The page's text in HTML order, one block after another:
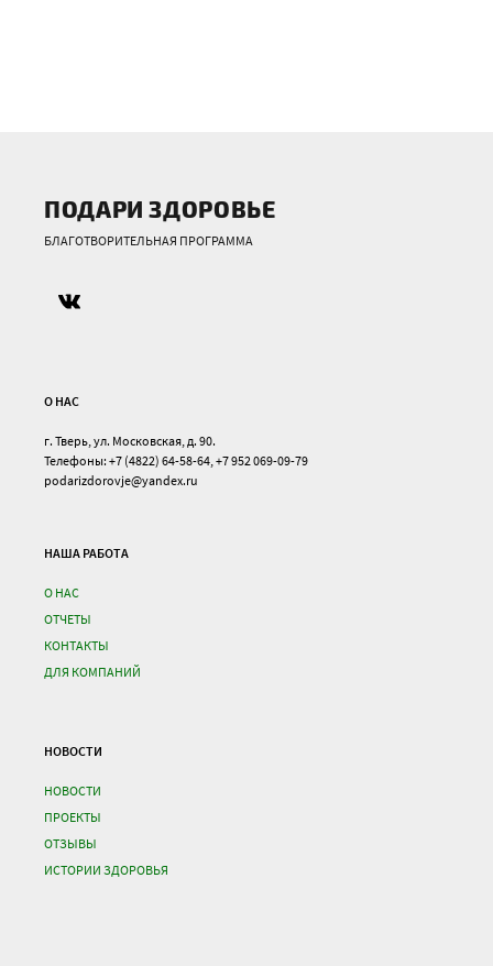
ПОДАРИ ЗДОРОВЬЕ
БЛАГОТВОРИТЕЛЬНАЯ ПРОГРАММА
О НАС
г. Тверь, ул. Московская, д. 90.
Телефоны: +7 (4822) 64-58-64, +7 952 069-09-79
podarizdorovje@yandex.ru
НАША РАБОТА
О НАС
ОТЧЕТЫ
КОНТАКТЫ
ДЛЯ КОМПАНИЙ
НОВОСТИ
НОВОСТИ
ПРОЕКТЫ
ОТЗЫВЫ
ИСТОРИИ ЗДОРОВЬЯ